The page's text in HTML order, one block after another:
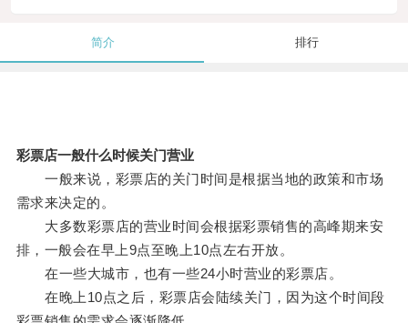
简介 排行
彩票店一般什么时候关门营业
一般来说，彩票店的关门时间是根据当地的政策和市场
需求来决定的。
大多数彩票店的营业时间会根据彩票销售的高峰期来安
排，一般会在早上9点至晚上10点左右开放。
在一些大城市，也有一些24小时营业的彩票店。
在晚上10点之后，彩票店会陆续关门，因为这个时间段